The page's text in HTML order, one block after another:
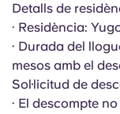
Detalls de
· Residència:
· Durada del
mesos amb el
Sol·licitud de
· El descompte